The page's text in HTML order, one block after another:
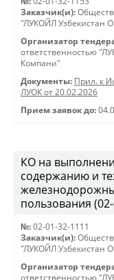
Заказчик(и):
"ЛУКОЙЛ Узбекистан
Организатор
ответственностью
Компани"
Документы: Прил. к
ЛУОК от 20.02.2026
Прием заявок до:
КО на
содержанию и
пользования
№: 02-01-32-1111
Заказчик(и):
"ЛУКОЙЛ Узбекистан
Организатор
ответственностью